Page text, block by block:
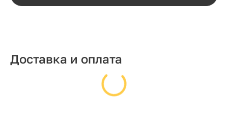
Доставка и оплата